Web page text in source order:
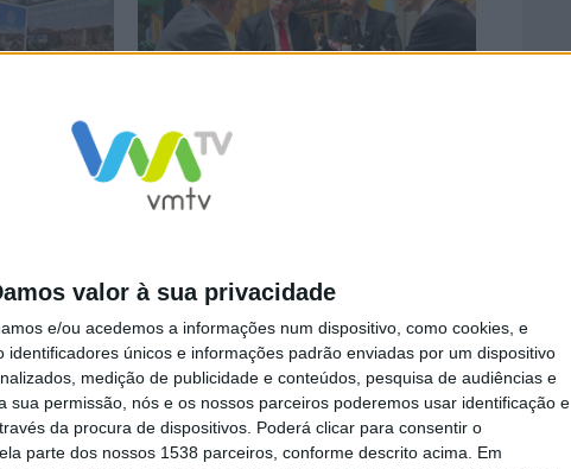
valor à sua privacidade
e/ou acedemos a informações num dispositivo, como cookies, e
identificadores únicos e informações padrão enviadas por um dispositivo
medição de publicidade e conteúdos, pesquisa de audiências e
sua permissão, nós e os nossos parceiros poderemos usar identificação e
da procura de dispositivos. Poderá clicar para consentir o
parte dos nossos 1538 parceiros, conforme descrito acima. Em
de
Braga inicia promoção externa em 2023 na
Feira Internacional de Turismo de Madrid